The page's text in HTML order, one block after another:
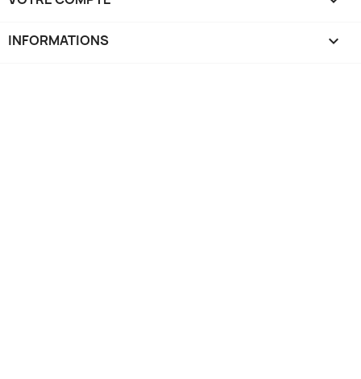
INFORMATIONS keyboard_arrow_down